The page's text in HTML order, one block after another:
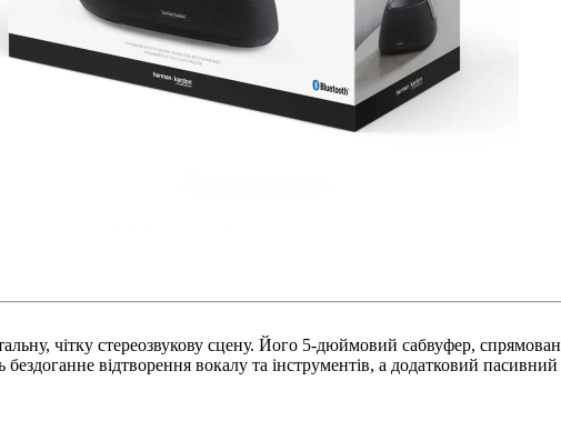
чітку стереозвукову сцену. Його 5-дюймовий сабвуфер,
відтворення вокалу та інструментів, а додатковий